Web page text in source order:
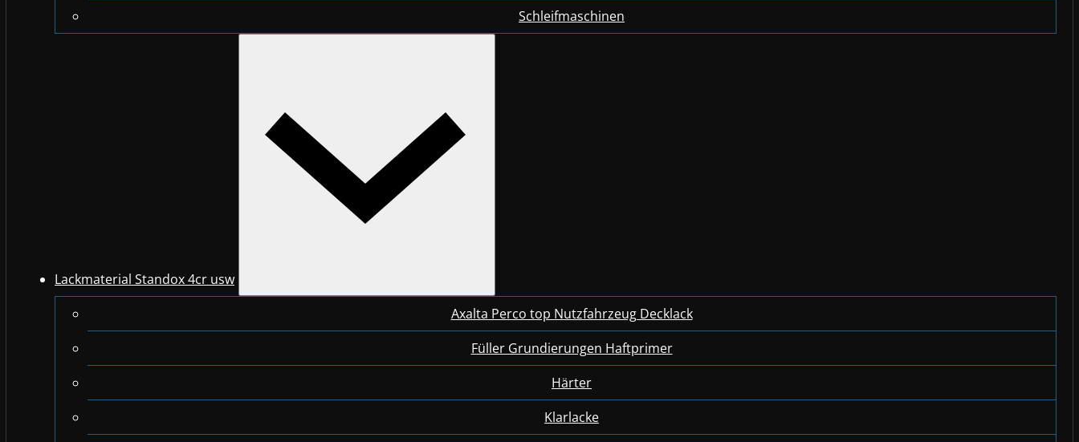
Schleifmaschinen
Lackmaterial Standox 4cr usw
Axalta Perco top Nutzfahrzeug Decklack
Füller Grundierungen Haftprimer
Härter
Klarlacke